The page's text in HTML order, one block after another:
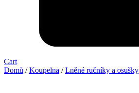
Cart
Domů /Koupelna /Lněné ručníky a osušky